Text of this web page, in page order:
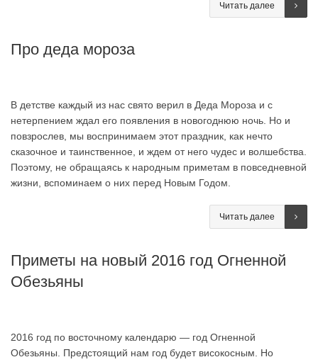
Читать далее
Про деда мороза
В детстве каждый из нас свято верил в Деда Мороза и с
нетерпением ждал его появления в новогоднюю ночь. Но и
повзрослев, мы воспринимаем этот праздник, как нечто
сказочное и таинственное, и ждем от него чудес и волшебства.
Поэтому, не обращаясь к народным приметам в повседневной
жизни, вспоминаем о них перед Новым Годом.
Читать далее
Приметы на новый 2016 год Огненной
Обезьяны
2016 год по восточному календарю — год Огненной
Обезьяны. Предстоящий нам год будет високосным. Но